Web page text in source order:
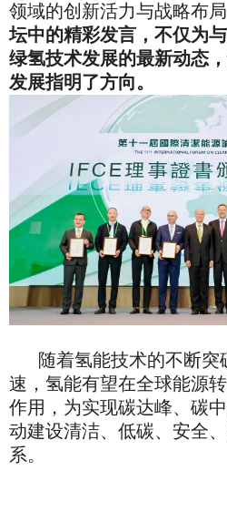
领域的创新活力与战略布局
坛中的精彩发言，不仅为
绿氢技术发展的最新动态
发展指明了方向。
随着氢能技术的不断突
速，氢能有望在全球能源
作用，为实现碳达峰、碳
动建设清洁、低碳、安全
系。